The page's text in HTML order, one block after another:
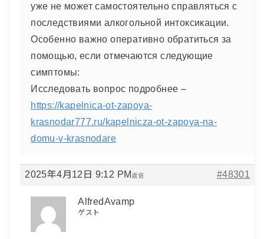
уже не может самостоятельно справляться с
последствиями алкогольной интоксикации.
Особенно важно оперативно обратиться за
помощью, если отмечаются следующие
симптомы:
Исследовать вопрос подробнее –
https://kapelnica-ot-zapoya-
krasnodar777.ru/kapelnicza-ot-zapoya-na-
domu-v-krasnodare
2025年4月12日 9:12 PM #48301
返信
AlfredAvamp
ゲスト